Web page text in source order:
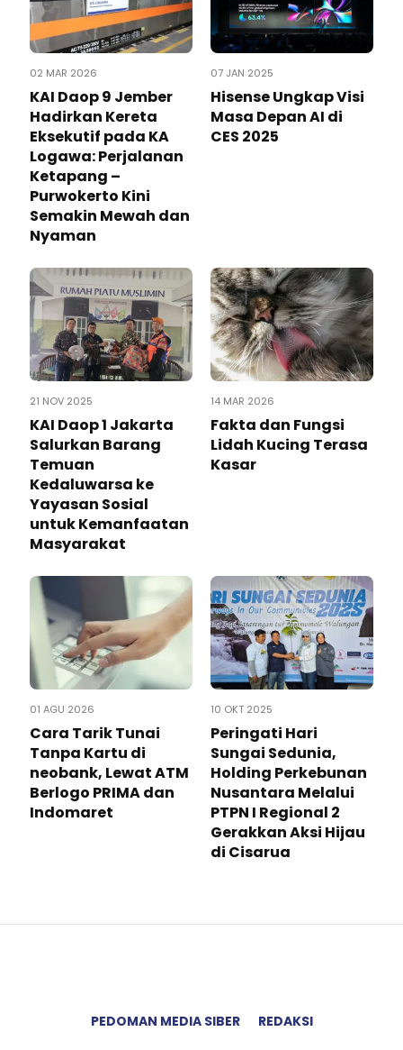
02 MAR 2026
KAI Daop 9 Jember
Hadirkan Kereta
Eksekutif pada KA
Logawa: Perjalanan
Ketapang –
Purwokerto Kini
Semakin Mewah dan
Nyaman
07 JAN 2025
Hisense Ungkap Visi
Masa Depan AI di
CES 2025
21 NOV 2025
KAI Daop 1 Jakarta
Salurkan Barang
Temuan
Kedaluwarsa ke
Yayasan Sosial
untuk Kemanfaatan
Masyarakat
14 MAR 2026
Fakta dan Fungsi
Lidah Kucing Terasa
Kasar
01 AGU 2026
Cara Tarik Tunai
Tanpa Kartu di
neobank, Lewat ATM
Berlogo PRIMA dan
Indomaret
10 OKT 2025
Peringati Hari
Sungai Sedunia,
Holding Perkebunan
Nusantara Melalui
PTPN I Regional 2
Gerakkan Aksi Hijau
di Cisarua
PEDOMAN MEDIA SIBER REDAKSI